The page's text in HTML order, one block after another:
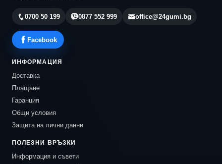
0700 50 199 0877 552 999 office@24gumi.bg
Facebook
ИНФОРМАЦИЯ
Доставка
Плащане
Гаранция
Общи условия
Защита на лични данни
ПОЛЕЗНИ ВРЪЗКИ
Информация и съвети